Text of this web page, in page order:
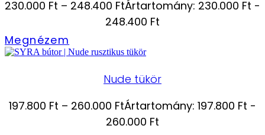
230.000 Ft – 248.400 FtÁrtartomány: 230.000 Ft -
248.400 Ft
Megnézem
Nude tükör
197.800 Ft – 260.000 FtÁrtartomány: 197.800 Ft -
260.000 Ft